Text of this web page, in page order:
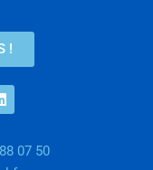
!
07 50